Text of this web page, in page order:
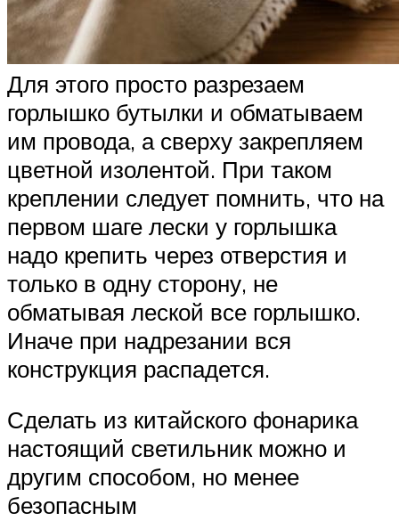
Для этого просто разрезаем
горлышко бутылки и обматываем
им провода, а сверху закрепляем
цветной изолентой. При таком
креплении следует помнить, что на
первом шаге лески у горлышка
надо крепить через отверстия и
только в одну сторону, не
обматывая леской все горлышко.
Иначе при надрезании вся
конструкция распадется.
Сделать из китайского фонарика
настоящий светильник можно и
другим способом, но менее
безопасным